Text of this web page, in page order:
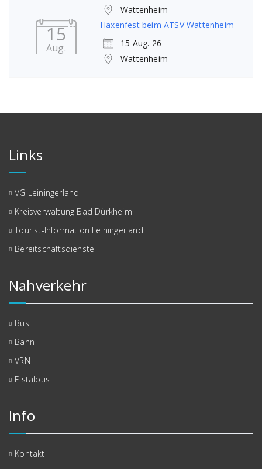
Wattenheim
15
Aug.
Haxenfest beim ATSV Wattenheim
15 Aug. 26
Wattenheim
Links
VG Leiningerland
Kreisverwaltung Bad Dürkheim
Tourist-Information Leiningerland
Bereitschaftsdienste
Nahverkehr
Bus
Bahn
VRN
Eistalbus
Info
Kontakt